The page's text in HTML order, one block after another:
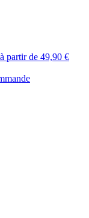
à partir de 49,90 €